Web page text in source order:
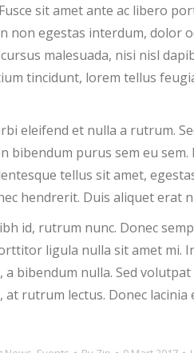
sit amet ante ac libero
non egestas interdum, dolor
malesuada, nisi nisl
tincidunt, lorem tellus
eleifend et nulla a rutrum.
purus sem eu sem.
tellus sit amet,
hendrerit. Duis aliquet erat
id, rutrum nunc. Donec
ligula nulla sit amet mi.
bibendum nulla. Sed
rutrum lectus. Donec lacinia